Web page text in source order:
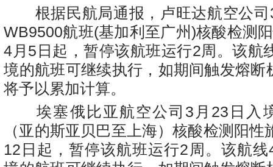
根据民航局通报，卢旺达航空公司
WB9500航班(基加利至广州)核酸检测
4 月 5 日起，暂停该航班运行2周。该航
境的航班可继续执行，如期间触发熔断
将予以累加计算。
埃塞俄比亚航空公司 3 月 23 日入
（亚的斯亚贝巴至上海）核酸检测阳性
12 日起，暂停该航班运行2 周。该航线